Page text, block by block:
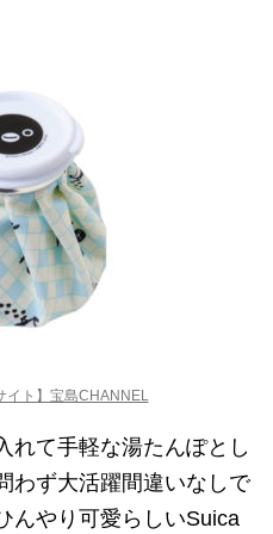
イト】宝島CHANNEL
れて手軽な湯たんぽとし
わず大活躍間違いなしで
んやり可愛らしいSuica